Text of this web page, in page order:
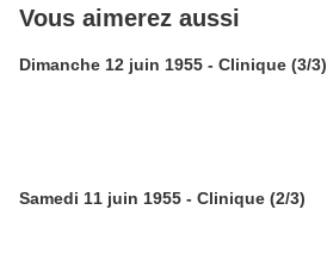
Vous aimerez aussi
Dimanche 12 juin 1955 - Clinique (3/3)
Samedi 11 juin 1955 - Clinique (2/3)